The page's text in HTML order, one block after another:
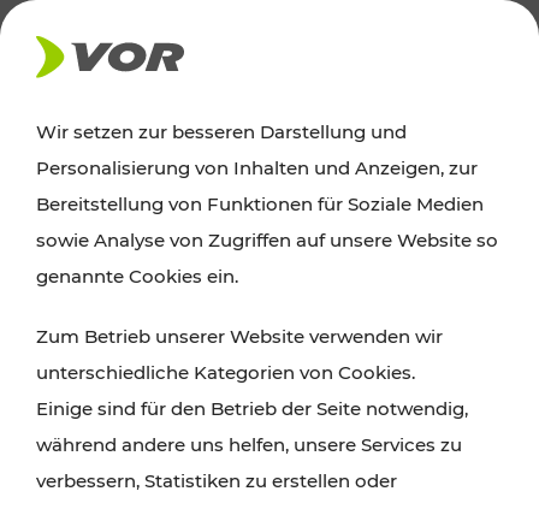
AKTUELLES
Ausflugstipps
Wien, Niederösterreich und das Burgenland
Wanderungen, Kultur und Gastronomie,
Radtouren oder purer Naturgenuss – viele
Attraktionen sind mit den Ticket- und Fahrplan-
Angeboten des VOR gut und schnell erreichbar.
Wir setzen zur besseren Darstellung und
Personalisierung von Inhalten und Anzeigen, zur
Bereitstellung von Funktionen für Soziale Medien
sowie Analyse von Zugriffen auf unsere Website so
genannte Cookies ein.
Zum Betrieb unserer Website verwenden wir
unterschiedliche Kategorien von Cookies.
Einige sind für den Betrieb der Seite notwendig,
während andere uns helfen, unsere Services zu
verbessern, Statistiken zu erstellen oder